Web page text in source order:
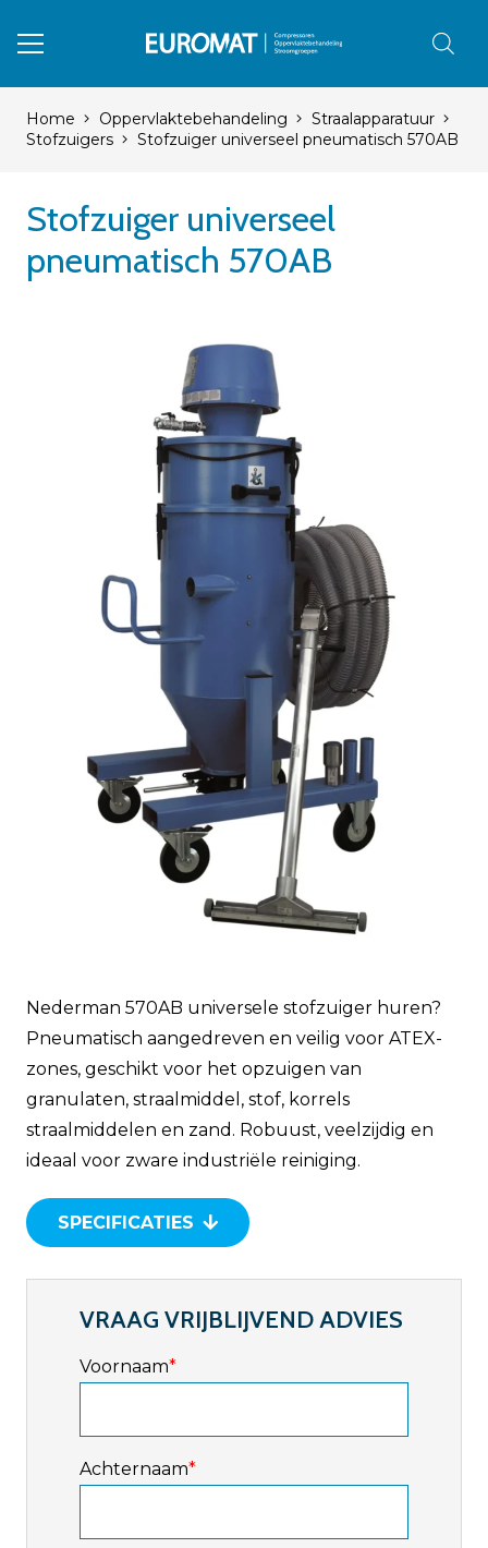
Home Oppervlaktebehandeling
Straalapparatuur
Stofzuigers
Stofzuiger universeel pneumatisch 570AB
Stofzuiger universeel
pneumatisch 570AB
Nederman 570AB universele stofzuiger huren?
Pneumatisch aangedreven en veilig voor ATEX-
zones, geschikt voor het opzuigen van
granulaten, straalmiddel, stof, korrels
straalmiddelen en zand. Robuust, veelzijdig en
ideaal voor zware industriële reiniging.
SPECIFICATIES
VRAAG VRIJBLIJVEND ADVIES
Voornaam*
Achternaam*